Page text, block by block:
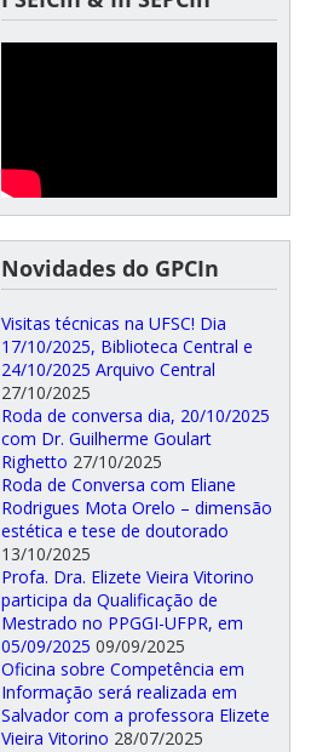
Novidades do GPCIn
Visitas técnicas na UFSC! Dia
17/10/2025, Biblioteca Central e
24/10/2025 Arquivo Central
27/10/2025
Roda de conversa dia, 20/10/2025
com Dr. Guilherme Goulart
Righetto 27/10/2025
Roda de Conversa com Eliane
Rodrigues Mota Orelo – dimensão
estética e tese de doutorado
13/10/2025
Profa. Dra. Elizete Vieira Vitorino
participa da Qualificação de
Mestrado no PPGGI-UFPR, em
05/09/2025 09/09/2025
Oficina sobre Competência em
Informação será realizada em
Salvador com a professora Elizete
Vieira Vitorino 28/07/2025